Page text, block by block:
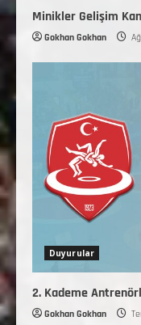
Minikler Gelişim
Gokhan Gokhan
Duyurular
2. Kademe
Gokhan Gokhan